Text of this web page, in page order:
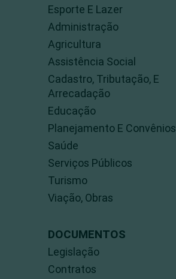
Esporte E Lazer
Administração
Agricultura
Assistência Social
Cadastro, Tributação, E
Arrecadação
Educação
Planejamento E Convênios
Saúde
Serviços Públicos
Turismo
Viação, Obras
DOCUMENTOS
Legislação
Contratos